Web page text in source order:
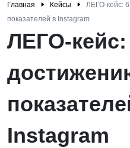
Главная Кейсы
ЛЕГО-кейс:
показателей в Instagram
ЛЕГО-
Instagram